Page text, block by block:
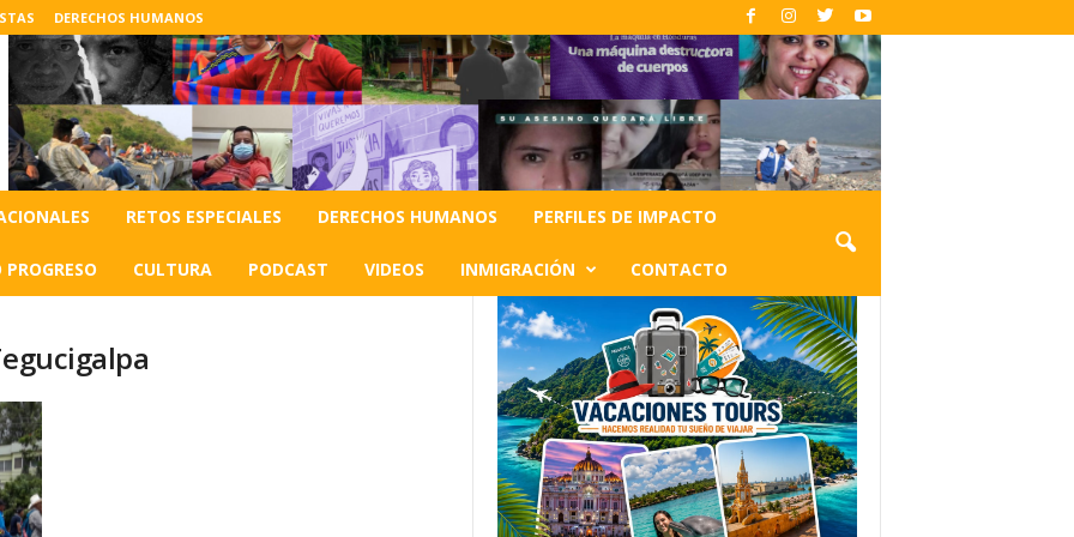
DERECHOS HUMANOS
RETOS ESPECIALES DERECHOS HUMANOS PERFILES DE IMPACTO
PROGRESO CULTURA PODCAST VIDEOS INMIGRACIÓN CONTACTO